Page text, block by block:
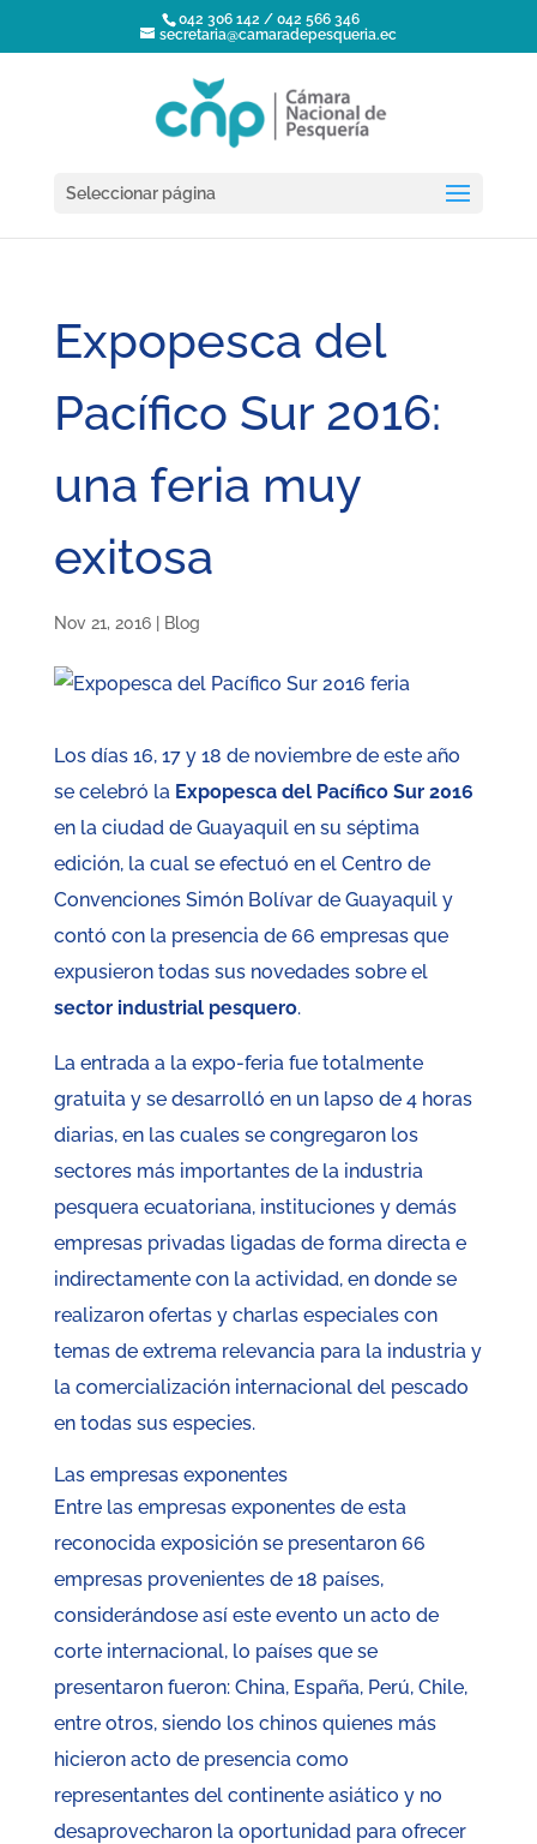
042 306 142 / 042 566 346
secretaria@camaradepesqueria.ec
Seleccionar página
Expopesca del
Pacífico Sur 2016:
una feria muy
exitosa
Nov 21, 2016| Blog
Los días 16, 17 y 18 de noviembre de este año
se celebró la Expopesca del Pacífico Sur 2016
en la ciudad de Guayaquil en su séptima
edición, la cual se efectuó en el Centro de
Convenciones Simón Bolívar de Guayaquil y
contó con la presencia de 66 empresas que
expusieron todas sus novedades sobre el
sector industrial pesquero.
La entrada a la expo-feria fue totalmente
gratuita y se desarrolló en un lapso de 4 horas
diarias, en las cuales se congregaron los
sectores más importantes de la industria
pesquera ecuatoriana, instituciones y demás
empresas privadas ligadas de forma directa e
indirectamente con la actividad, en donde se
realizaron ofertas y charlas especiales con
temas de extrema relevancia para la industria y
la comercialización internacional del pescado
en todas sus especies.
Las empresas exponentes
Entre las empresas exponentes de esta
reconocida exposición se presentaron 66
empresas provenientes de 18 países,
considerándose así este evento un acto de
corte internacional, lo países que se
presentaron fueron: China, España, Perú, Chile,
entre otros, siendo los chinos quienes más
hicieron acto de presencia como
representantes del continente asiático y no
desaprovecharon la oportunidad para ofrecer